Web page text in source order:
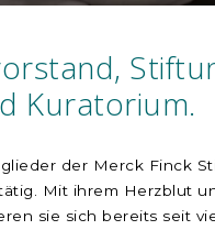
Kuratorium.
der Merck Finck
Mit ihrem Herzblut
sie sich bereits seit